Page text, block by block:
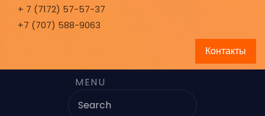
+ 7 (7172) 57-57-37
+7 (707) 588-9063
Контакты
MENU